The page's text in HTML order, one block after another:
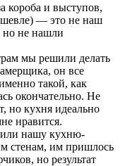
короба и выступов,
— это не наш
не нашли
мы решили делать
он все
такой, как
окончательно. Не
но кухня идеально
нравится.
нашу кухню-
стенам, им пришлось
но результат